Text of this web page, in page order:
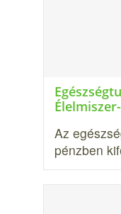
Az
pénzben